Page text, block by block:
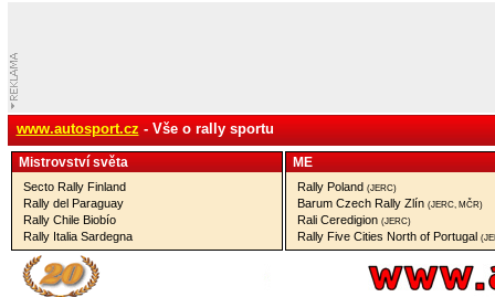
www.autosport.cz - Vše o rally sportu
Mistrovství­ světa
Secto Rally Finland
Rally del Paraguay
Rally Chile Biobío
Rally Italia Sardegna
ME
Rally Poland (JERC)
Barum Czech Rally Zlín (JERC, MČR)
Rali Ceredigion (JERC)
Rally Five Cities North of Portugal